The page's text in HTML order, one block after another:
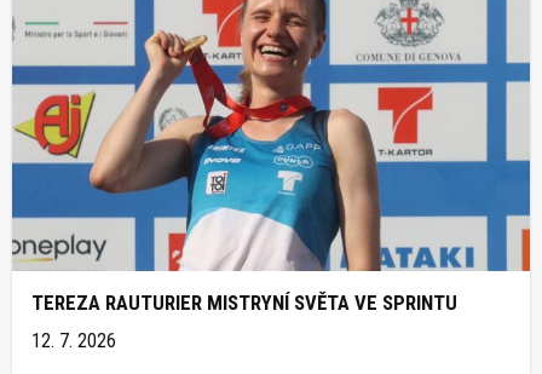
TEREZA RAUTURIER MISTRYNÍ SVĚTA VE SPRINTU
12. 7. 2026